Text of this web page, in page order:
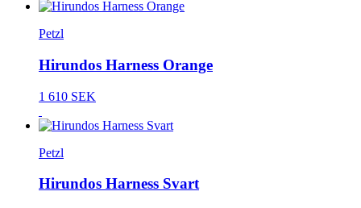
Petzl
Hirundos Harness Orange
1 610 SEK
Petzl
Hirundos Harness Svart